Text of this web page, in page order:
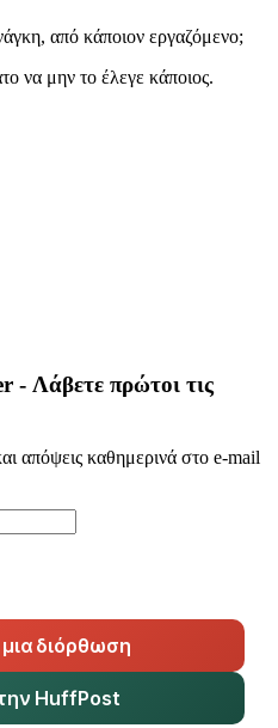
από κάποιον εργαζόμενο;
να μην το έλεγε κάποιος.
- Λάβετε πρώτοι τις
απόψεις καθημερινά στο e-mail
διόρθωση
HuffPost